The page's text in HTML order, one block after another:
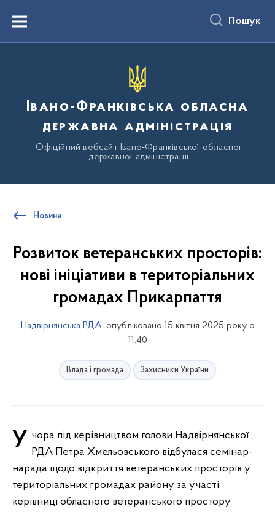
вмістуMenu Пошук
Івано-Франківська обласна
державна адміністрація
Офіційний вебсайт Івано-Франківської обласної
державної адміністрації
Новини
Розвиток ветеранських просторів:
нові ініціативи в територіальних
громадах Прикарпаття
Надвірнянська РДА, опубліковано 15 квітня 2025 року о
11:40
Влада і громада Захисники України
Учора під керівництвом голови Надвірнянської РДА Петра Хмельовського відбулася семінар-
нарада щодо відкриття ветеранських просторів у
територіальних громадах району за участі
керівниці обласного ветеранського простору